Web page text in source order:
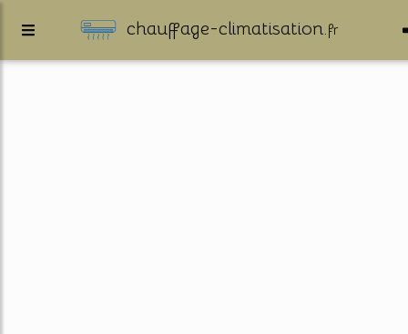
chauffage-climatisation.fr